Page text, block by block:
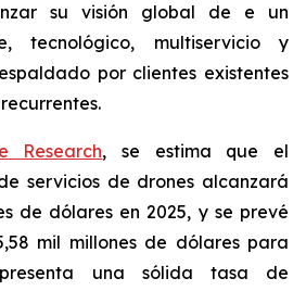
su visión global de e un
tecnológico, multiservicio y
por clientes existentes
Research, se estima que el
servicios de drones alcanzará
de dólares en 2025, y se prevé
mil millones de dólares para
una sólida tasa de